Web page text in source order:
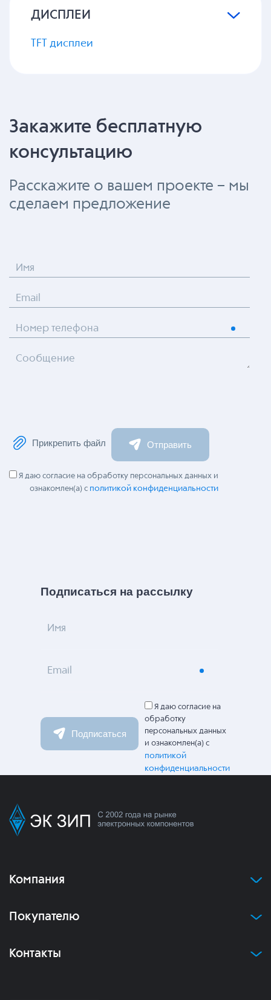
ДИСПЛЕИ
TFT дисплеи
Закажите бесплатную
консультацию
Расскажите о вашем проекте – мы
сделаем предложение
Имя
Email
Номер телефона
Сообщение
Прикрепить файл Отправить
Я даю согласие на обработку персональных данных и
ознакомлен(а) с политикой конфиденциальности
Подписаться на рассылку
Имя
Email
Подписаться
Я даю согласие на
обработку
персональных данных
и ознакомлен(а) с
политикой
конфиденциальности
Компания
Покупателю
Контакты